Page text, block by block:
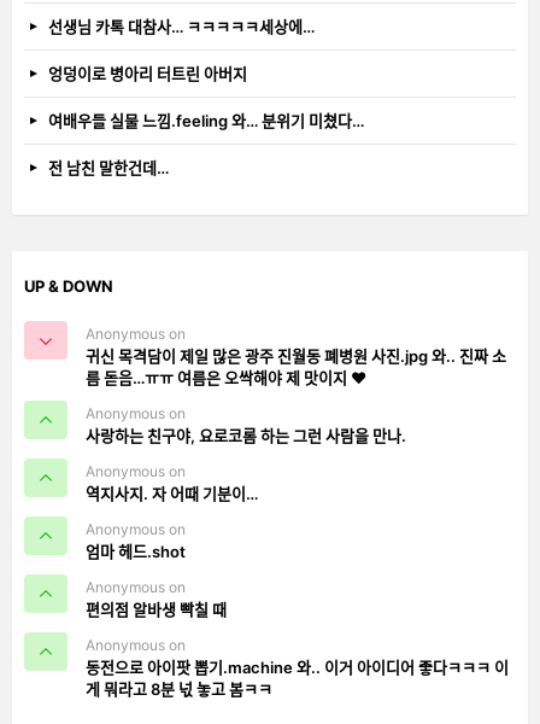
선생님 카톡 대참사… ㅋㅋㅋㅋㅋ세상에…
엉덩이로 병아리 터트린 아버지
여배우들 실물 느낌.feeling 와… 분위기 미쳤다…
전 남친 말한건데…
UP & DOWN
Anonymous on
귀신 목격담이 제일 많은 광주 진월동 폐병원 사진.jpg 와.. 진짜 소
름 돋음…ㅠㅠ 여름은 오싹해야 제 맛이지 ❤️
Anonymous on
사랑하는 친구야, 요로코롬 하는 그런 사람을 만나.
Anonymous on
역지사지. 자 어때 기분이…
Anonymous on
엄마 헤드.shot
Anonymous on
편의점 알바생 빡칠 때
Anonymous on
동전으로 아이팟 뽑기.machine 와.. 이거 아이디어 좋다ㅋㅋㅋ 이
게 뭐라고 8분 넋 놓고 봄ㅋㅋ